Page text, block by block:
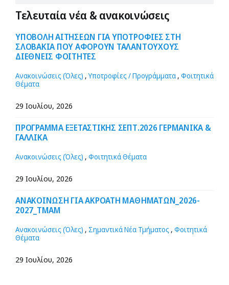
Τελευταία νέα & ανακοινώσεις
ΥΠΟΒΟΛΗ ΑΙΤΗΣΕΩΝ ΓΙΑ ΥΠΟΤΡΟΦΙΕΣ ΣΤΗ
ΣΛΟΒΑΚΙΑ ΠΟΥ ΑΦΟΡΟΥΝ ΤΑΛΑΝΤΟΥΧΟΥΣ
ΔΙΕΘΝΕΙΣ ΦΟΙΤΗΤΕΣ
Ανακοινώσεις (Όλες) ,Υποτροφίες / Προγράμματα, Φοιτητικά
Θέματα
29 Ιουλίου, 2026
ΠΡΟΓΡΑΜΜΑ ΕΞΕΤΑΣΤΙΚΗΣ ΣΕΠΤ.2026 ΓΕΡΜΑΝΙΚΑ &
ΓΑΛΛΙΚΑ
Ανακοινώσεις (Όλες) , Φοιτητικά Θέματα
29 Ιουλίου, 2026
ΑΝΑΚΟΙΝΩΣΗ ΓΙΑ ΑΚΡΟΑΤΗ ΜΑΘΗΜΑΤΩΝ_2026-
2027_ΤΜΑΜ
Ανακοινώσεις (Όλες) , Σημαντικά Νέα Τμήματος, Φοιτητικά
Θέματα
29 Ιουλίου, 2026